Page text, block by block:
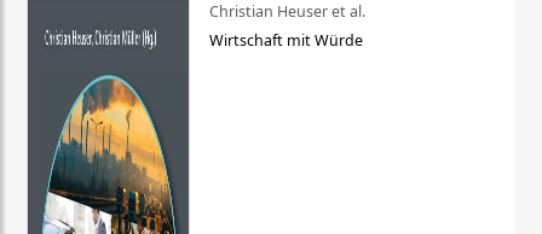
Christian Heuser et al.
Wirtschaft mit Würde